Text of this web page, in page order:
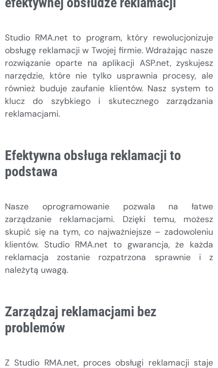
Studio RMA.net to program, który rewolucjonizuje
obsługę reklamacji w Twojej firmie. Wdrażając nasze
rozwiązanie oparte na aplikacji ASP.net, zyskujesz
narzędzie, które nie tylko usprawnia procesy, ale
również buduje zaufanie klientów. Nasz system to
klucz do szybkiego i skutecznego zarządzania
reklamacjami.
Efektywna obsługa reklamacji to
podstawa
Nasze oprogramowanie pozwala na łatwe
zarządzanie reklamacjami. Dzięki temu, możesz
skupić się na tym, co najważniejsze – zadowoleniu
klientów. Studio RMA.net to gwarancja, że każda
reklamacja zostanie rozpatrzona sprawnie i z
należytą uwagą.
Zarządzaj reklamacjami bez
problemów
Z Studio RMA.net, proces obsługi reklamacji staje